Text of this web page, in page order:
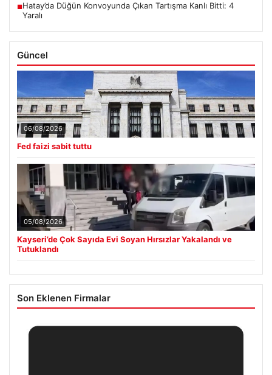
■Hatay’da Düğün Konvoyunda Çıkan Tartışma Kanlı Bitti: 4
Yaralı
Güncel
06/08/2026
Fed faizi sabit tuttu
05/08/2026
Kayseri’de Çok Sayıda Evi Soyan Hırsızlar Yakalandı ve
Tutuklandı
Son Eklenen Firmalar